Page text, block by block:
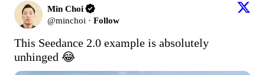
Min Choi
@minchoi · Follow
This Seedance 2.0 example is absolutely
unhinged 😂